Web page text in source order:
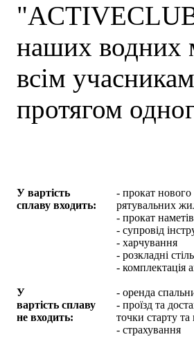
наших водних
всім
протягом
У вартість
сплаву входить:
- прокат нового
рятувальних
- прокат
- супровід
- харчування
- розкладні
- комплектація
У
вартість сплаву
не входить:
- оренда
- проїзд та
точки старту
- страхування